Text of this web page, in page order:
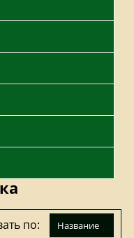
по: название